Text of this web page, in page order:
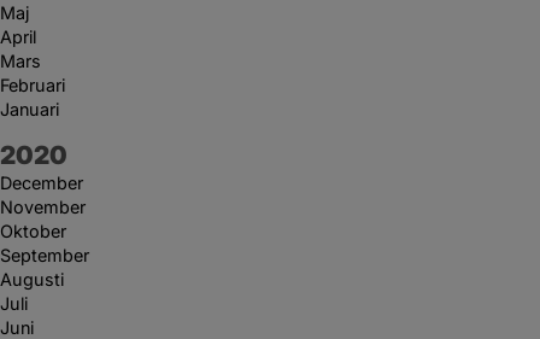
Maj
April
Mars
Februari
Januari
År:
2020
December
November
Oktober
September
Augusti
Juli
Juni